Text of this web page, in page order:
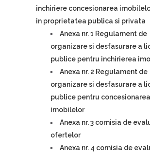
inchiriere concesionarea
in proprietatea publica si privata
Anexa nr. 1 Regulament de
organizare si desfasurare a
publice pentru inchirierea
Anexa nr. 2 Regulament de
organizare si desfasurare a
publice pentru concesionarea
imobilelor
Anexa nr. 3 comisia de
ofertelor
Anexa nr. 4 comisia de